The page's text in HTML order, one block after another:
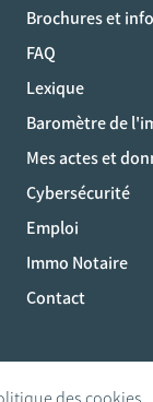
Brochures et
FAQ
Lexique
Baromètre de
Mes actes et
Cybersécurité
Emploi
Immo Notaire
Contact